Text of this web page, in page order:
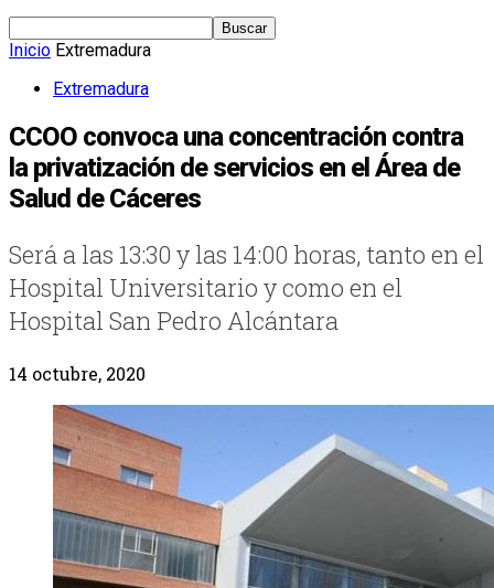
Inicio Extremadura
Extremadura
CCOO convoca una concentración contra
la privatización de servicios en el Área de
Salud de Cáceres
Será a las 13:30 y las 14:00 horas, tanto en el
Hospital Universitario y como en el
Hospital San Pedro Alcántara
14 octubre, 2020